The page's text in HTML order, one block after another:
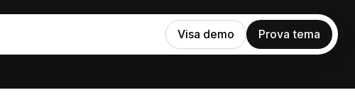
Visa demo Prova tema